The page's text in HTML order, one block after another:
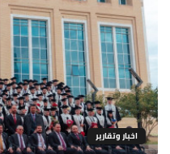
اخبار وتقارير